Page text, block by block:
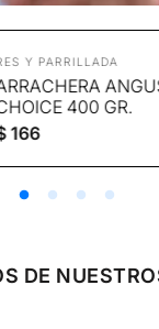
Y PARRILLADA
400 GR.
166
DE